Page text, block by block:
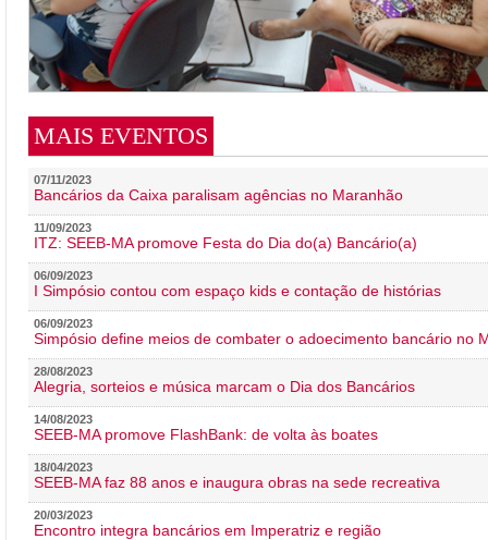
MAIS EVENTOS
07/11/2023
Bancários da Caixa paralisam agências no Maranhão
11/09/2023
ITZ: SEEB-MA promove Festa do Dia do(a) Bancário(a)
06/09/2023
I Simpósio contou com espaço kids e contação de histórias
06/09/2023
Simpósio define meios de combater o adoecimento bancário no
28/08/2023
Alegria, sorteios e música marcam o Dia dos Bancários
14/08/2023
SEEB-MA promove FlashBank: de volta às boates
18/04/2023
SEEB-MA faz 88 anos e inaugura obras na sede recreativa
20/03/2023
Encontro integra bancários em Imperatriz e região